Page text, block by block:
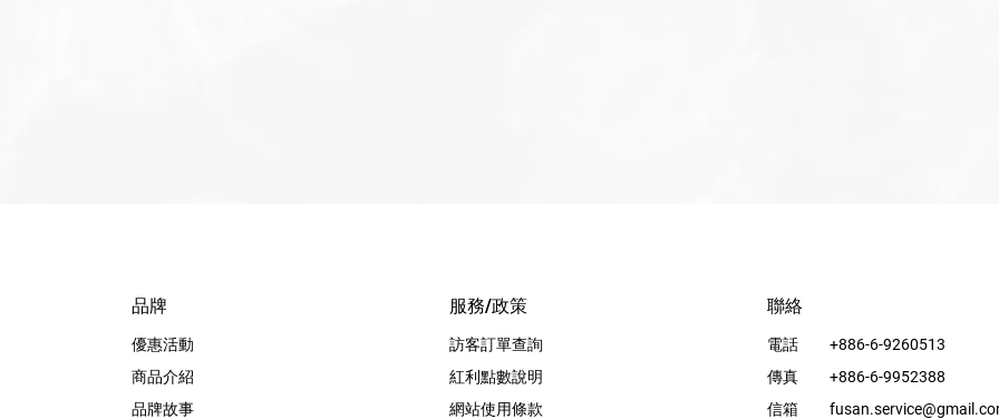
品牌
優惠活動
商品介紹
品牌故事
服務/政策
訪客訂單查詢
紅利點數說明
網站使用條款
聯絡
電話
+886-6-9260513
傳真
+886-6-9952388
信箱